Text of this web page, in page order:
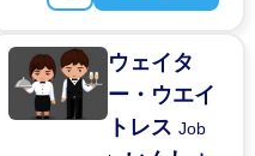
ウェイタ
ー・ウエイ
トレスJob